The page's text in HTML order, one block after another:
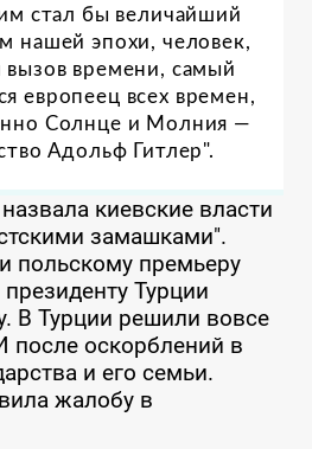
стал бы величайший
нашей эпохи, человек,
времени, самый
европеец всех времен,
Солнце и Молния —
Адольф Гитлер".
киевские власти
замашками".
польскому премьеру
Турции
В Турции решили вовсе
после оскорблений в
и его семьи.
жалобу в